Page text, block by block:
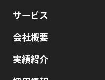
サービス
会社概要
実績紹介